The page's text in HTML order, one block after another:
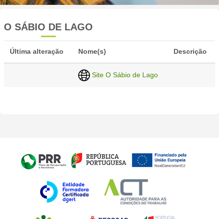
O SÁBIO DE LAGO
Última alteração Nome(s) Descrição
Site O Sábio de Lago